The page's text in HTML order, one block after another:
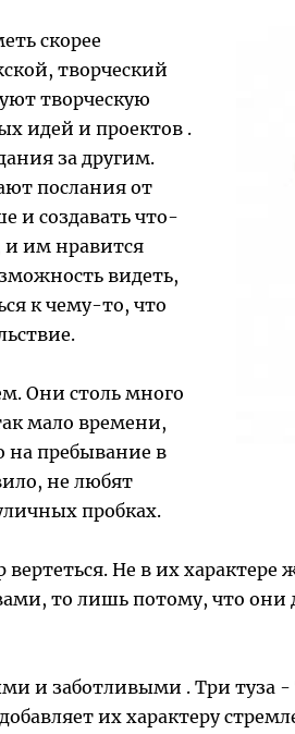
скорее
творческий
творческую
идей и проектов .
за другим.
послания от
и создавать что-
и им нравится
видеть,
к чему-то, что
Они столь много
мало времени,
на пребывание в
не любят
пробках.
Не в их
то лишь потому, что
и заботливыми . Три туза
их характеру